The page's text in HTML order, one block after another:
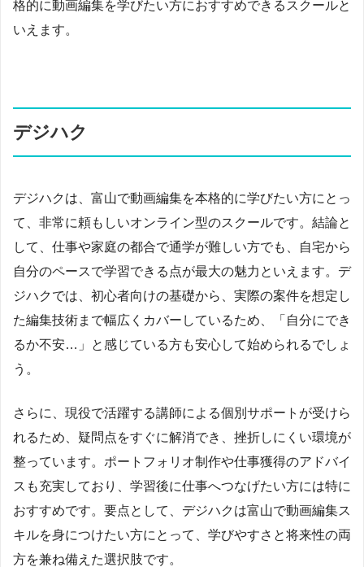
格的に動画編集を学びたい方におすすめできるスクールと
いえます。
デジハク
デジハクは、富山で動画編集を本格的に学びたい方にとっ
て、非常に頼もしいオンライン型のスクールです。結論と
して、仕事や家庭の都合で通学が難しい方でも、自宅から
自分のペースで学習できる点が最大の魅力といえます。デ
ジハクでは、初心者向けの基礎から、実際の案件を想定し
た編集技術まで幅広くカバーしているため、「自分にでき
るか不安…」と感じている方も安心して始められるでしょ
う。
さらに、現役で活躍する講師による個別サポートが受けら
れるため、疑問点をすぐに解消でき、挫折しにくい環境が
整っています。ポートフォリオ制作や仕事獲得のアドバイ
スも充実しており、学習後に仕事へつなげたい方には特に
おすすめです。要点として、デジハクは富山で動画編集ス
キルを身につけたい方にとって、学びやすさと将来性の両
方を兼ね備えた選択肢です。